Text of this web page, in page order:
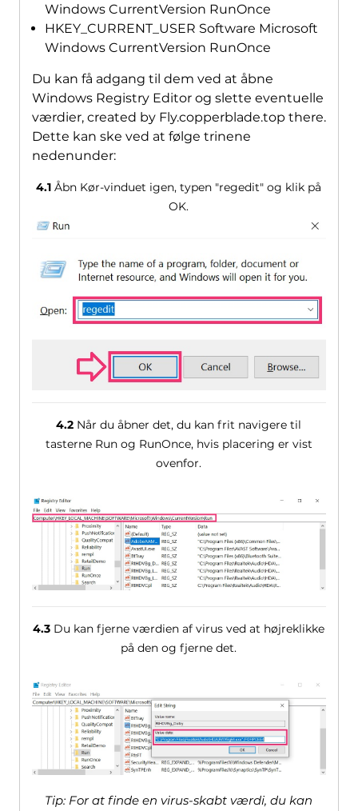
Windows CurrentVersion RunOnce
HKEY_CURRENT_USER Software Microsoft
Windows CurrentVersion RunOnce
Du kan få adgang til dem ved at åbne
Windows Registry Editor og slette eventuelle
værdier, created by Fly.copperblade.top there.
Dette kan ske ved at følge trinene
nedenunder:
4.1 Åbn Kør-vinduet igen, typen "regedit" og klik på
OK.
4.2 Når du åbner det, du kan frit navigere til
tasterne Run og RunOnce, hvis placering er vist
ovenfor.
4.3 Du kan fjerne værdien af ​​virus ved at højreklikke
på den og fjerne det.
Tip: For at finde en virus-skabt værdi, du kan